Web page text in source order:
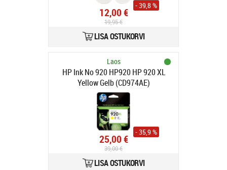
12,00 €
- 39,8 %
19,95 €
LISA OSTUKORVI
Laos
HP Ink No 920 HP920 HP 920 XL
Yellow Gelb (CD974AE)
25,00 €
- 35,9 %
39,00 €
LISA OSTUKORVI